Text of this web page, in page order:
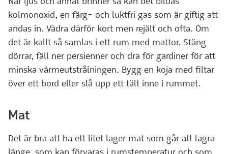
kolmonoxid, en färg- och luktfri gas som är giftig att
andas in. Vädra därför kort men rejält och ofta. Om
det är kallt så samlas i ett rum med mattor. Stäng
dörrar, fäll ner persienner och dra för gardiner för att
minska värmeutstrålningen. Bygg en koja med filtar
över ett bord eller slå upp ett tält inne i rummet.
Mat
Det är bra att ha ett litet lager mat som går att lagra